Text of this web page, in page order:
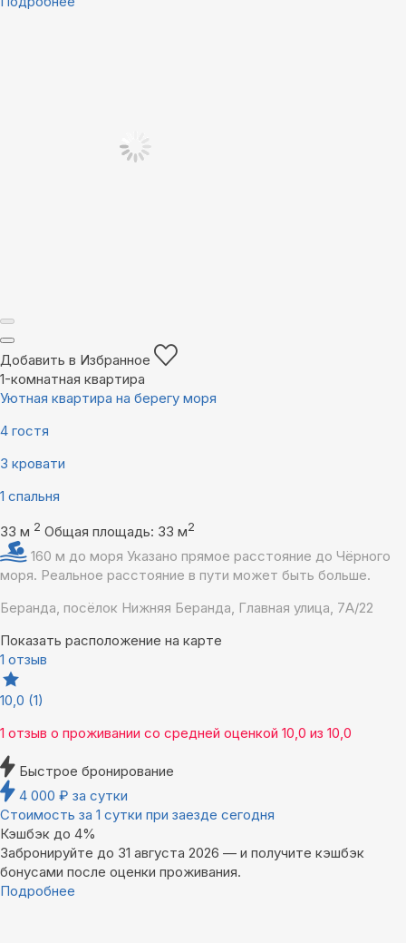
Добавить в Избранное
1-комнатная квартира
Уютная квартира на берегу моря
4 гостя
3 кровати
1 спальня
33 м 2 Общая площадь: 33 м2
160 м до моря Указано прямое расстояние до Чёрного
моря. Реальное расстояние в пути может быть больше.
Беранда, посёлок Нижняя Беранда, Главная улица, 7А/22
Показать расположение на карте
1 отзыв
10,0 (1)
1 отзыв о проживании со средней оценкой 10,0 из 10,0
Быстрое бронирование
4 000 ₽ за сутки
Стоимость за 1 сутки при заезде сегодня
Кэшбэк до 4%
Забронируйте до 31 августа 2026 — и получите кэшбэк
бонусами после оценки проживания.
Подробнее